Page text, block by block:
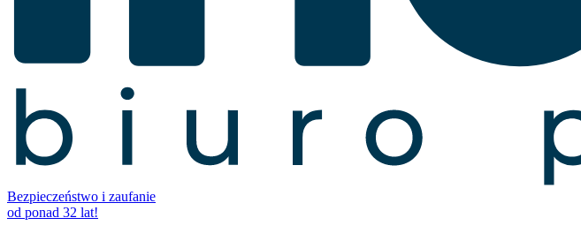
Bezpieczeństwo i zaufanie
od ponad 32 lat!